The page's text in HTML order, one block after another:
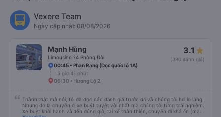
Vexere Team
Ngày cập nhật: 08/08/2026
Mạnh Hùng
Limousine 24 Phòng Đôi
3.1
(380 đánh giá)
00:45 • Phan Rang (Dọc quốc lộ 1A)
5 giờ 45 phút
06:30 • Hương Lộ 2
Thành thật mà nói, tôi đã đọc các đánh giá trước đó và chúng tôi hơi lo lắng.
Nhưng đó là chuyến đi xe buýt tuyệt vời nhất mà chúng tôi từng trải nghiệm.
Xe buýt khởi hành và đến đúng giờ, tài xế thân thiện, chuyến đi khá ổn (mặc